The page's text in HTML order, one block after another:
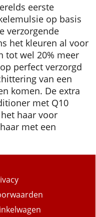
eerste
op basis
verzorgende
het kleuren al voor
tot wel 20% meer
perfect verzorgd
van een
komen. De extra
met Q10
haar voor
met een